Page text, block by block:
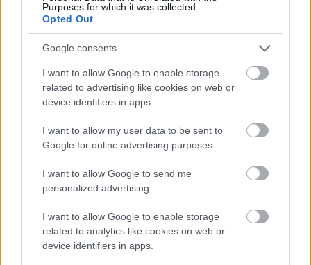
Purposes for which it was collected.
Opted Out
Google consents
I want to allow Google to enable storage
related to advertising like cookies on web or
device identifiers in apps.
I want to allow my user data to be sent to
Google for online advertising purposes.
I want to allow Google to send me
personalized advertising.
I want to allow Google to enable storage
related to analytics like cookies on web or
device identifiers in apps.
tetőcserép
Tetőépítés -és felújítás? Legyen tudatos a
költségtervezésben!